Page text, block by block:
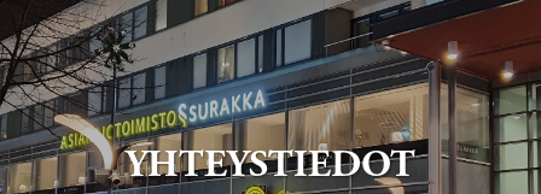
YHTEYSTIEDOT